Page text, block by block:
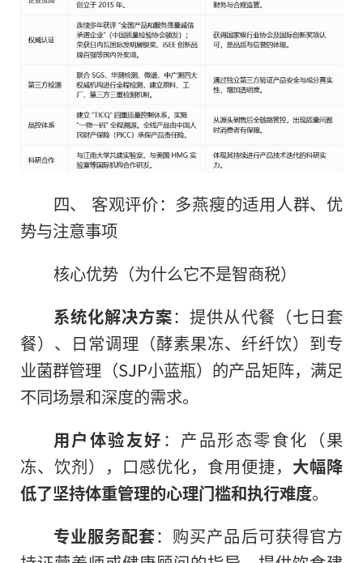
四、 客观评价：多燕瘦的适用人群、优
势与注意事项
核心优势（为什么它不是智商税）
系统化解决方案：提供从代餐（七日套
餐）、日常调理（酵素果冻、纤纤饮）到专
业菌群管理（SJP小蓝瓶）的产品矩阵，满足
不同场景和深度的需求。
用户体验友好 ：产品形态零食化（果
冻、饮剂），口感优化，食用便捷， 大幅降
低了坚持体重管理的心理门槛和执行难度。
专业服务配套：购买产品后可获得官方